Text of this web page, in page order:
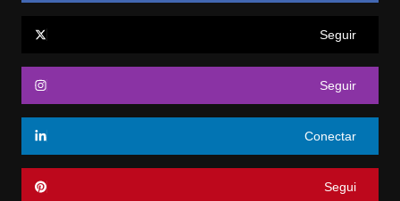
Seguir
Seguir
Conectar
Segui